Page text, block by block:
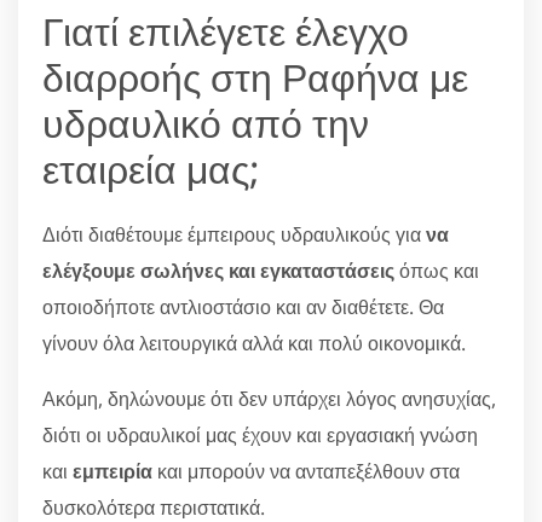
Γιατί επιλέγετε έλεγχο
διαρροής στη Ραφήνα με
υδραυλικό από την
εταιρεία μας;
Διότι διαθέτουμε έμπειρους υδραυλικούς γιανα
ελέγξουμε σωλήνες και εγκαταστάσειςόπως και
οποιοδήποτε αντλιοστάσιο και αν διαθέτετε. Θα
γίνουν όλα λειτουργικά αλλά και πολύ οικονομικά.
Ακόμη, δηλώνουμε ότι δεν υπάρχει λόγος ανησυχίας,
διότι οι υδραυλικοί μας έχουν και εργασιακή γνώση
και εμπειρία και μπορούν να ανταπεξέλθουν στα
δυσκολότερα περιστατικά.